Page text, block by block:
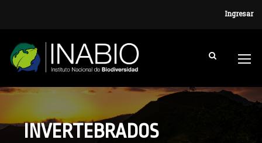
Ingresar
INVERTEBRADOS